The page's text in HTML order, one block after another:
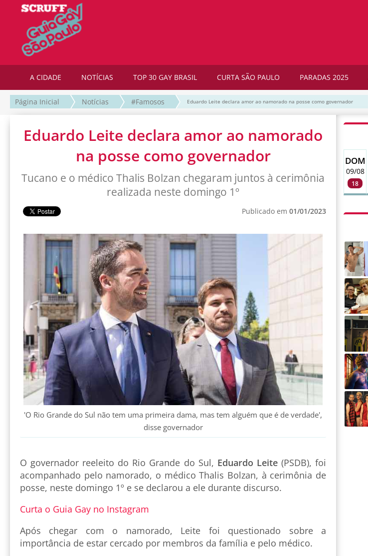
A CIDADE NOTÍCIAS TOP 30 GAY BRASIL CURTA SÃO PAULO PARADAS 2025
Página Inicial Notícias #Famosos Eduardo Leite declara amor ao namorado na posse como governador
Eduardo Leite declara amor ao namorado
na posse como governador
Tucano e o médico Thalis Bolzan chegaram juntos à cerimônia
realizada neste domingo 1º
Publicado em 01/01/2023
'O Rio Grande do Sul não tem uma primeira dama, mas tem alguém que é de verdade',
disse governador
O governador reeleito do Rio Grande do Sul, Eduardo Leite(PSDB), foi
acompanhado pelo namorado, o médico Thalis Bolzan, à cerimônia de
posse, neste domingo 1º e se declarou a ele durante discurso.
Curta o Guia Gay no Instagram
Após chegar com o namorado, Leite foi questionado sobre a
importância de estar cercado por membros da família e pelo médico.
DOM
09/08
18